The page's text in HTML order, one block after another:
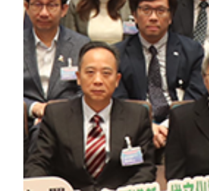
「中國國際大學生創新
、
「第十九
屆『挑戰杯』全國大學生課外學
「第十一屆全國青年科普創新實驗
香港代表
首次參加
的
國際
賽暨發明
「新加坡-國際發明展暨發明競
「印尼發明家日-世界發明科學
「韓國-首爾國際發明展
香港
在上述賽事中成績驕人，
54獎項
，
歷史
，包括
首度
於
全國賽
逾千萬參
賽
三甲
，
首度
於
國際賽
贏得「
全球